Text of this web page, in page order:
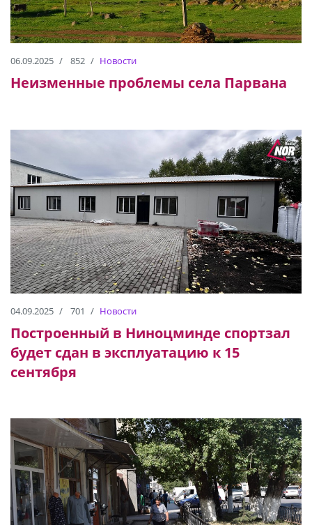
06.09.2025 852 Новости
Неизменные проблемы села Парвана
04.09.2025 701 Новости
Построенный в Ниноцминде спортзал
будет сдан в эксплуатацию к 15
сентября